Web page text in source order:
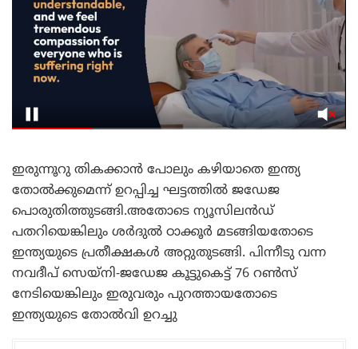
ഇരുന്നൂറു തികക്കാൻ പോലും കഴിയാതെ ഇന്ത്യ
തോൽക്കുമെന്ന് ഉറപ്പിച്ച ഘട്ടത്തിൽ ജഡേജ
പൊരുതിത്തുടങ്ങി.അതോടെ ന്യൂസിലൻഡ്
പതറിയെങ്കിലും ശർദുൽ ഠാക്കൂർ മടങ്ങിയതോടെ
ഇന്ത്യയുടെ പ്രതീക്ഷകൾ അറ്റുതുടങ്ങി. പിന്നീടു വന്ന
നവദീപ് സെയ്‌നി-ജഡേജ കൂട്ടുകെട്ട് 76 റൺസ്
നേടിയെങ്കിലും ഇരുവരും പുറത്തായതോടെ
ഇന്ത്യയുടെ തോൽവി ഉറച്ചു